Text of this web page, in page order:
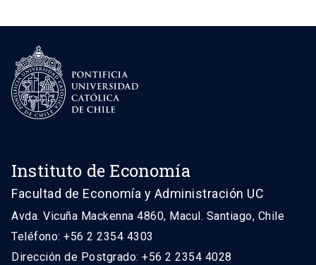
Instituto de Economía
Facultad de Economía y Administración UC
Avda. Vicuña Mackenna 4860, Macul. Santiago, Chile
Teléfono: +56 2 2354 4303
Dirección de Postgrado: +56 2 2354 4028